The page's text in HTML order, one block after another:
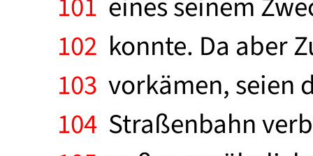
102 konnte. Da aber
103 vorkämen, seien
104 Straßenbahn